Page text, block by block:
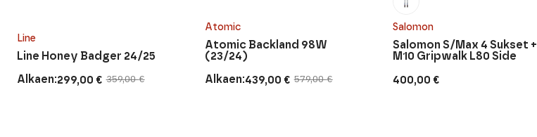
Line
Alkaen: 359,00€
Alkuperäinen
299,00 €
Nykyinen
Line Honey Badger 24/25
Atomic
Alkaen: 579,00€
Alkuperäinen
439,00 €
Nykyinen
Atomic Backland 98W
(23/24)
Salomon
400,00 €
Salomon S/Max 4 Sukset +
M10 Gripwalk L80 Side